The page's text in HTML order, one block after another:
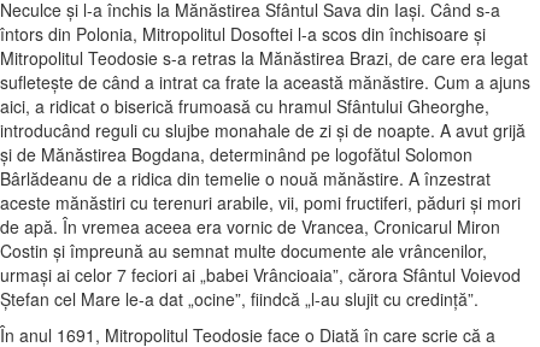
Neculce şi l-a închis la Mănăstirea Sfântul Sava din Iaşi. Când s-a
întors din Polonia, Mitropolitul Dosoftei l-a scos din închisoare şi
Mitropolitul Teodosie s-a retras la Mănăstirea Brazi, de care era legat
sufleteşte de când a intrat ca frate la această mănăstire. Cum a ajuns
aici, a ridicat o biserică frumoasă cu hramul Sfântului Gheorghe,
introducând reguli cu slujbe monahale de zi şi de noapte. A avut grijă
şi de Mănăstirea Bogdana, determinând pe logofătul Solomon
Bârlădeanu de a ridica din temelie o nouă mănăstire. A înzestrat
aceste mănăstiri cu terenuri arabile, vii, pomi fructiferi, păduri şi mori
de apă. În vremea aceea era vornic de Vrancea, Cronicarul Miron
Costin şi împreună au semnat multe documente ale vrâncenilor,
urmaşi ai celor 7 feciori ai „babei Vrâncioaia”, cărora Sfântul Voievod
Ştefan cel Mare le-a dat „ocine”, fiindcă „l-au slujit cu credinţă”.
În anul 1691, Mitropolitul Teodosie face o Diată în care scrie că a